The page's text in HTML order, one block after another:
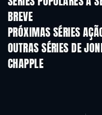
BREVE
PRÓXIMAS SÉRIES
Temporada 2
OUTRAS SÉRIES DE
CHAPPLE